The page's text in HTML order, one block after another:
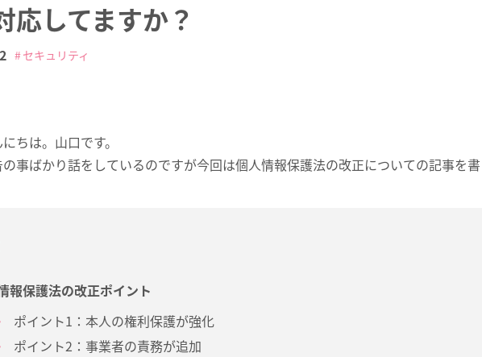
応してますか？
セキュリティ
ちは。山口です。
事ばかり話をしているのですが今回は個人情報保護法の改正についての記事を
報保護法の改正ポイント
ポイント1：本人の権利保護が強化
ポイント2：事業者の責務が追加